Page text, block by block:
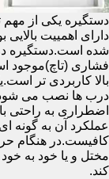
دستگیره یکی از
دارای اهمییت
شده است.دستگیره
فشاری (تاچ)موجود
بالا کاربردی تر
درب ها نصب می
اضطراری به راحتی
عملکرد آن به گونه
کافیست.در هنگام
مختل و یا خود به
کند.